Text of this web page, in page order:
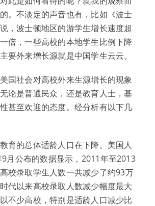
。不淡定的声音也有，比如《波士
，波士顿地区的游学生增长速度超
倍，一些高校的本地学生比例下降
要外来增长源就是中国学生云云。
国社会对高校外来生源增长的现象
论是普通民众，还是教育人士，基
甚至欢迎的态度。经分析有以下几
育的总体适龄人口在下降。美国人
月公布的数据显示，2011年至2013
校录取学生人数一共减少了约93万
代以来高校录取人数减少幅度最大
不少高校，特别是适龄人口减少比